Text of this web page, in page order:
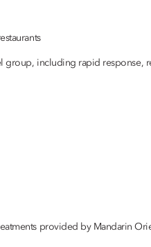
group, including rapid response,
provided by Mandarin